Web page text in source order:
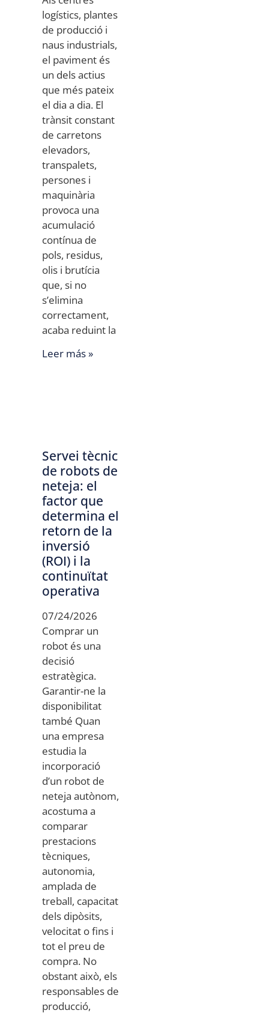
logístics, plantes
de producció i
naus industrials,
el paviment és
un dels actius
que més pateix
el dia a dia. El
trànsit constant
de carretons
elevadors,
transpalets,
persones i
maquinària
provoca una
acumulació
contínua de
pols, residus,
olis i brutícia
que, si no
s’elimina
correctament,
acaba reduint la
Leer más »
Servei tècnic
de robots de
neteja: el
factor que
determina el
retorn de la
inversió
(ROI) i la
continuïtat
operativa
07/24/2026
Comprar un
robot és una
decisió
estratègica.
Garantir-ne la
disponibilitat
també Quan
una empresa
estudia la
incorporació
d’un robot de
neteja autònom,
acostuma a
comparar
prestacions
tècniques,
autonomia,
amplada de
treball, capacitat
dels dipòsits,
velocitat o fins i
tot el preu de
compra. No
obstant això, els
responsables de
producció,